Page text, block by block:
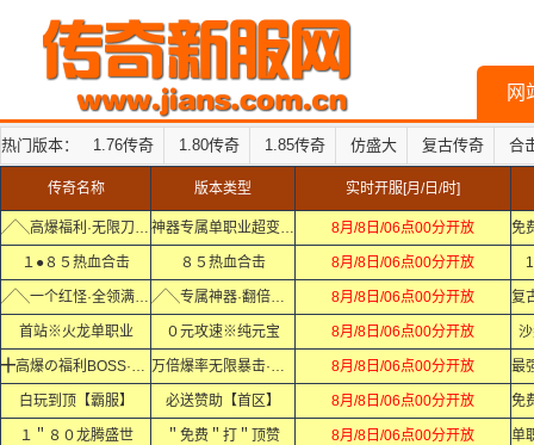
网
热门版本： 1.76传奇 1.80传奇 1.85传奇 仿盛大 复古传奇 合
传奇名称 版本类型 实时开服[月/日/时]
╱╲高爆福利·无限刀╱╲ 神器专属单职业超变迷失中变 8月/8日/06点00分开放
１●８５热血合击 ８５热血合击 8月/8日/06点00分开放
╱╲一个红怪·全领满·╱╲ ╱╲专属神器·翻倍爆·╱╲ 8月/8日/06点00分开放
首站※火龙单职业 ０元攻速※纯元宝 8月/8日/06点00分开放
╋高爆の福利BOSS·Ｘ·Ｘ 万倍爆率无限暴击·Ｘ·Ｘ 8月/8日/06点00分开放
白玩到顶【霸服】 必送赞助【首区】 8月/8日/06点00分开放
１＂８０龙腾盛世 ＂免费＂打＂顶赞 8月/8日/06点00分开放